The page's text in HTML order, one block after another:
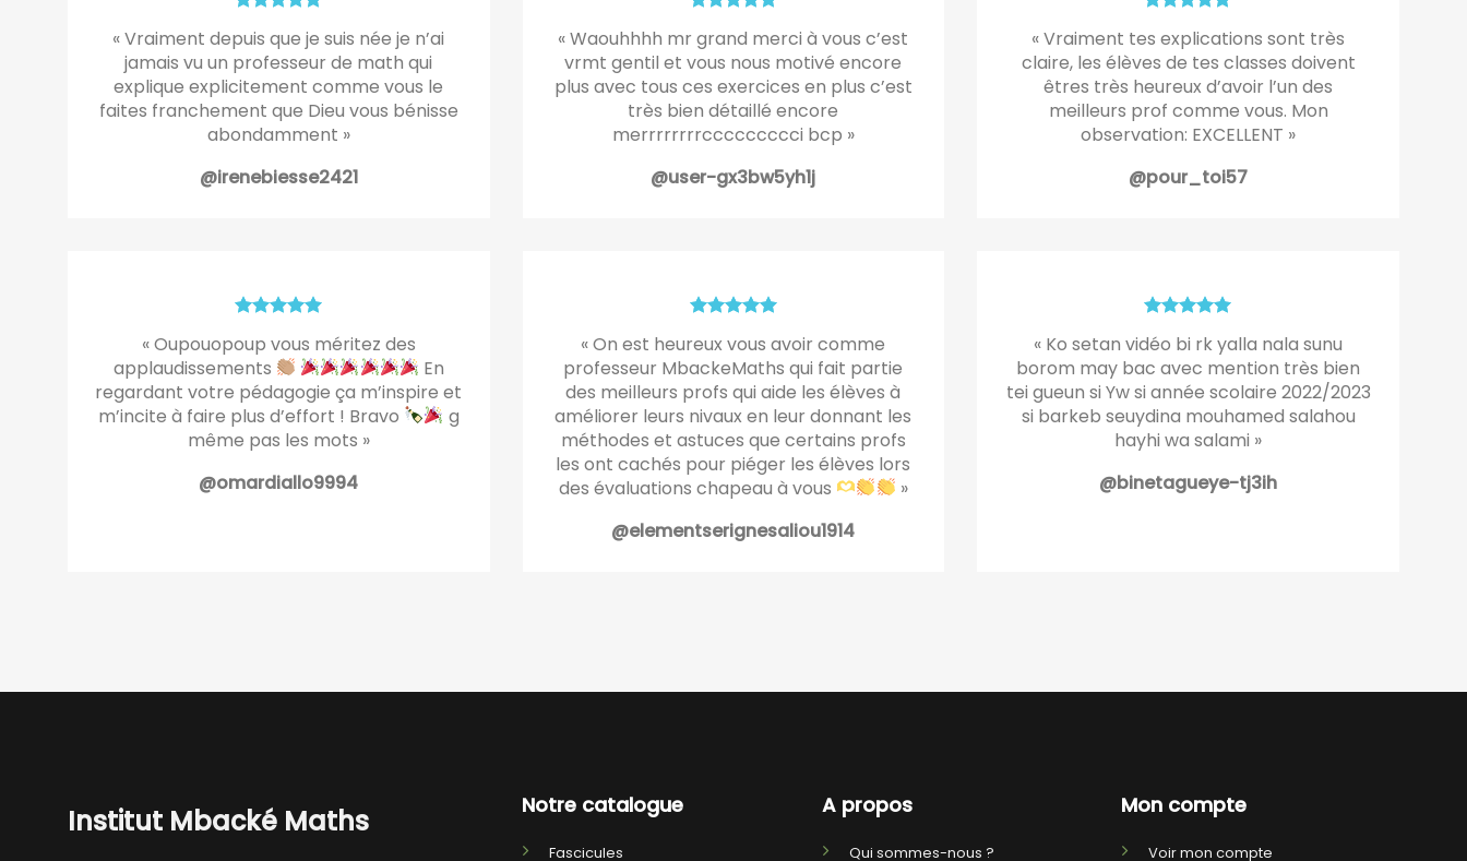
« Vraiment depuis que je suis née je n’ai
jamais vu un professeur de math qui
explique explicitement comme vous le
faites franchement que Dieu vous bénisse
abondamment »
@irenebiesse2421
« Waouhhhh mr grand merci à vous c’est
vrmt gentil et vous nous motivé encore
plus avec tous ces exercices en plus c’est
très bien détaillé encore
merrrrrrrrccccccccci bcp »
@user-gx3bw5yh1j
« Vraiment tes explications sont très
claire, les élèves de tes classes doivent
êtres très heureux d’avoir l’un des
meilleurs prof comme vous. Mon
observation: EXCELLENT »
@pour_toi57
« Oupouopoup vous méritez des
applaudissements
En
regardant votre pédagogie ça m’inspire et
m’incite à faire plus d’effort ! Bravo
g
même pas les mots »
@omardiallo9994
« On est heureux vous avoir comme
professeur MbackeMaths qui fait partie
des meilleurs profs qui aide les élèves à
améliorer leurs nivaux en leur donnant les
méthodes et astuces que certains profs
les ont cachés pour piéger les élèves lors
des évaluations chapeau à vous
»
@elementserignesaliou1914
« Ko setan vidéo bi rk yalla nala sunu
borom may bac avec mention très bien
tei gueun si Yw si année scolaire 2022/2023
si barkeb seuydina mouhamed salahou
hayhi wa salami »
@binetagueye-tj3ih
Institut Mbacké Maths Notre catalogue
Fascicules
A propos
Qui sommes-nous ?
Mon compte
Voir mon compte